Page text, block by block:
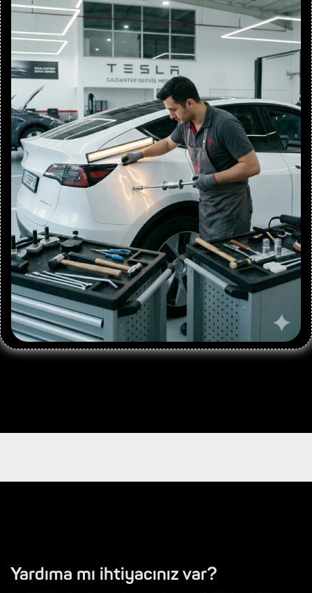
Yardıma mı ihtiyacınız var?